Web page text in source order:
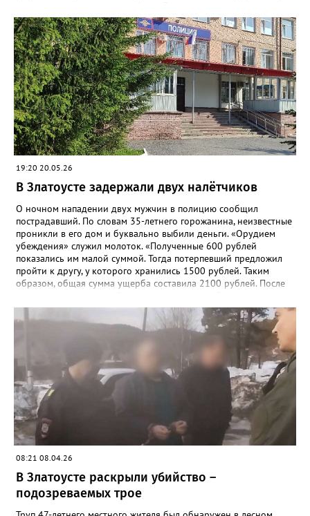
один из них, но грабитель отобрал у неё аппарат, поднял
второй и убежал. Впоследствии от сумки он избавился, а
сотовые присвоил», - рассказали в златоустовском ОМВД.
Подозреваемого сотрудники уголовного розыска задержали
по горячим следам. Ранее судимый, без определённого места
жительства и нигде не работающий 43-летний гражданин
водворён в изолятор временного содержания. Уголовное дело
возбуждено по статье «Грабёж, совершённый с применением
насилия, не опасного для жизни или здоровья».
19:20 20.05.26
В Златоусте задержали двух налётчиков
О ночном нападении двух мужчин в полицию сообщил
пострадавший. По словам 35-летнего горожанина, неизвестные
проникли в его дом и буквально выбили деньги. «Орудием
убеждения» служил молоток. «Полученные 600 рублей
показались им малой суммой. Тогда потерпевший предложил
пройти к другу, у которого хранились 1500 рублей. Таким
образом, общая сумма ущерба составила 2100 рублей. После
рассказали в златоустовском ОМВД. 19 мая сотрудники отдела
уголовного розыска задержали подозреваемых –
неработающих ранее судимых 32-летних мужчин. Уголовное
дело возбуждено по статье «Разбой».
08:21 08.04.26
В Златоусте раскрыли убийство –
подозреваемых трое